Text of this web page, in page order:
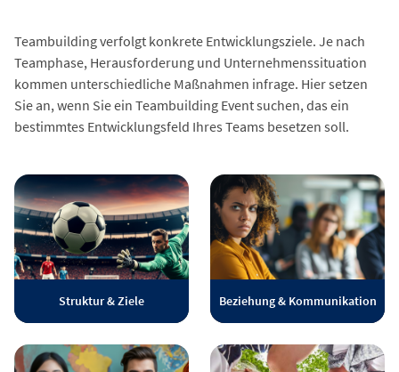
Teambuilding verfolgt konkrete Entwicklungsziele. Je nach
Teamphase, Herausforderung und Unternehmenssituation
kommen unterschiedliche Maßnahmen infrage. Hier setzen
Sie an, wenn Sie ein Teambuilding Event suchen, das ein
bestimmtes Entwicklungsfeld Ihres Teams besetzen soll.
Struktur & Ziele Beziehung & Kommunikation